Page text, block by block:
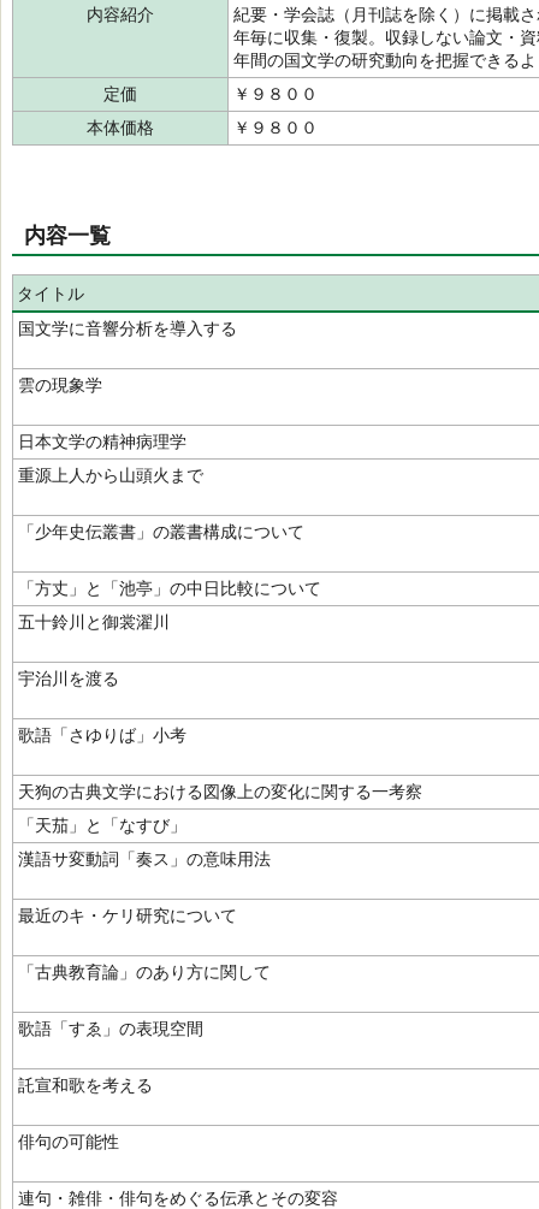
内容紹介
紀要・学会誌（月刊誌を除く）に掲載
年毎に収集・復製。収録しない論文・
年間の国文学の研究動向を把握できる
定価
￥９８００
本体価格
￥９８００
内容一覧
タイトル
国文学に音響分析を導入する
雲の現象学
日本文学の精神病理学
重源上人から山頭火まで
「少年史伝叢書」の叢書構成について
「方丈」と「池亭」の中日比較について
五十鈴川と御裳濯川
宇治川を渡る
歌語「さゆりば」小考
天狗の古典文学における図像上の変化に関する一考察
「天茄」と「なすび」
漢語サ変動詞「奏ス」の意味用法
最近のキ・ケリ研究について
「古典教育論」のあり方に関して
歌語「すゑ」の表現空間
託宣和歌を考える
俳句の可能性
連句・雑俳・俳句をめぐる伝承とその変容